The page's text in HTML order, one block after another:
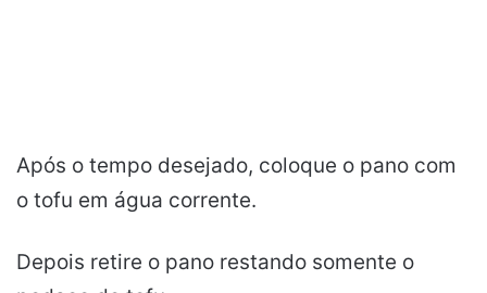
Após o tempo desejado, coloque o pano com
o tofu em água corrente.
Depois retire o pano restando somente o